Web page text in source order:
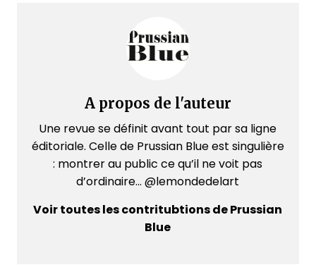
A propos de l'auteur
Une revue se définit avant tout par sa ligne
éditoriale. Celle de Prussian Blue est singulière
: montrer au public ce qu’il ne voit pas
d’ordinaire... @lemondedelart
Voir toutes les contritubtions de Prussian
Blue